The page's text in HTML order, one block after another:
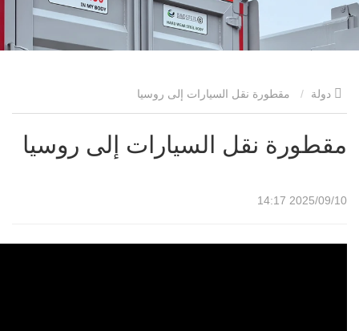
مقطورة نقل السيارات إلى روسيا
2025/09/10 14:17